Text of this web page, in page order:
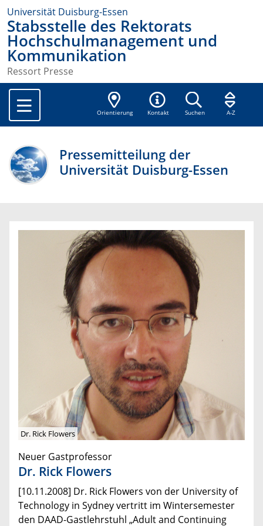
Universität Duisburg-Essen
Stabsstelle des Rektorats
Hochschulmanagement und
Kommunikation
Ressort Presse
Orientierung Kontakt Suchen A-Z
Pressemitteilung der
Universität Duisburg-Essen
Dr. Rick Flowers
Neuer Gastprofessor
Dr. Rick Flowers
[10.11.2008] Dr. Rick Flowers von der University of
Technology in Sydney vertritt im Wintersemester
den DAAD-Gastlehrstuhl „Adult and Continuing